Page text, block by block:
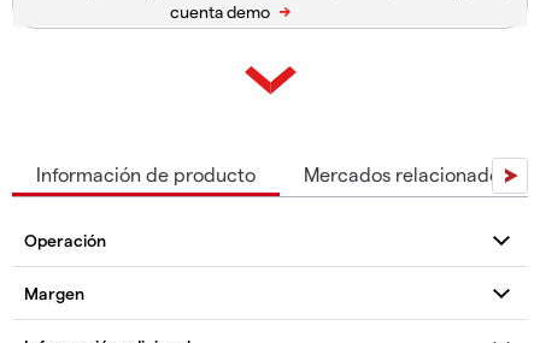
cuenta demo
Información de producto Mercados relacionados